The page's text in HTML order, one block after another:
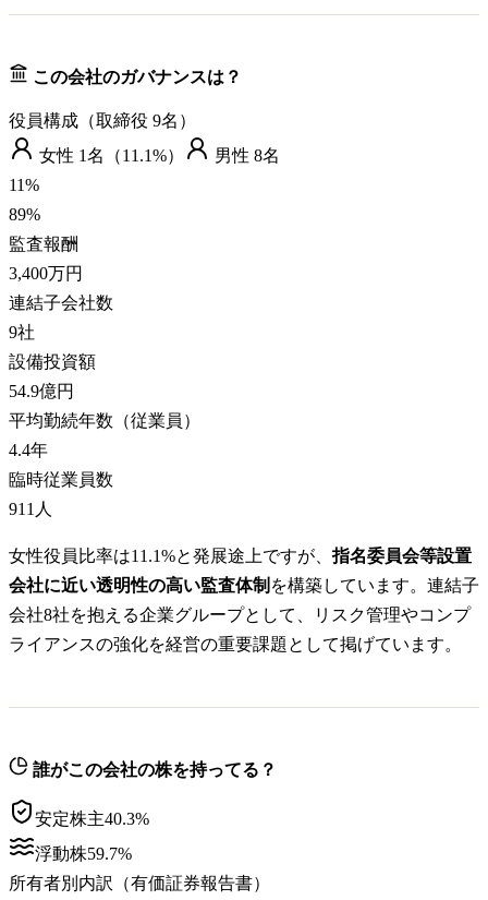
この会社のガバナンスは？
役員構成（取締役 9名）
女性 1名（11.1%） 男性 8名
11%
89%
監査報酬
3,400万円
連結子会社数
9社
設備投資額
54.9億円
平均勤続年数（従業員）
4.4年
臨時従業員数
911 人
女性役員比率は11.1%と発展途上ですが、指名委員会等設置
会社に近い透明性の高い監査体制 を構築しています。連結子
会社8社を抱える企業グループとして、リスク管理やコンプ
ライアンスの強化を経営の重要課題として掲げています。
誰がこの会社の株を持ってる？
安定株主40.3%
浮動株59.7%
所有者別内訳（有価証券報告書）